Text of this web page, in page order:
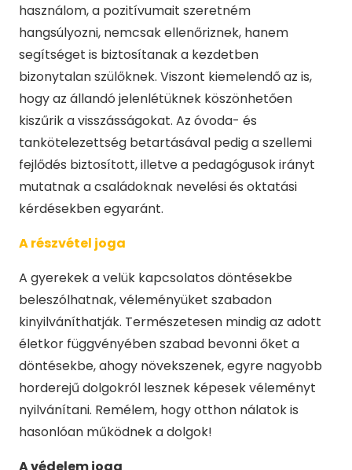
használom, a pozitívumait szeretném
hangsúlyozni, nemcsak ellenőriznek, hanem
segítséget is biztosítanak a kezdetben
bizonytalan szülőknek. Viszont kiemelendő az is,
hogy az állandó jelenlétüknek köszönhetően
kiszűrik a visszásságokat. Az óvoda- és
tankötelezettség betartásával pedig a szellemi
fejlődés biztosított, illetve a pedagógusok irányt
mutatnak a családoknak nevelési és oktatási
kérdésekben egyaránt.
A részvétel joga
A gyerekek a velük kapcsolatos döntésekbe
beleszólhatnak, véleményüket szabadon
kinyilváníthatják. Természetesen mindig az adott
életkor függvényében szabad bevonni őket a
döntésekbe, ahogy növekszenek, egyre nagyobb
horderejű dolgokról lesznek képesek véleményt
nyilvánítani. Remélem, hogy otthon nálatok is
hasonlóan működnek a dolgok!
A védelem joga